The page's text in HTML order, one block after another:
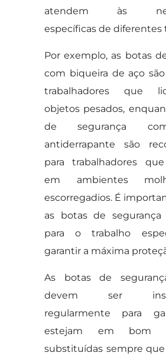
atendem às
específicas de diferentes
Por exemplo, as botas
com biqueira de aço
trabalhadores que
objetos pesados,
de segurança
antiderrapante são
para trabalhadores
em ambientes
escorregadios. É
as botas de segurança
para o trabalho
garantir a máxima
As botas de
devem ser
regularmente para
estejam em bom
substituídas sempre que